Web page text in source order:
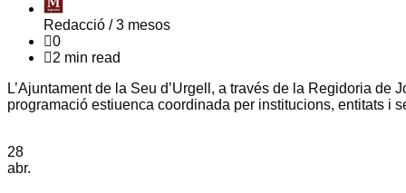
Redacció /3 mesos
0
2 min read
L’Ajuntament de la Seu d’Urgell, a través de la Regidoria
programació estiuenca coordinada per institucions, entitats i
28
abr.